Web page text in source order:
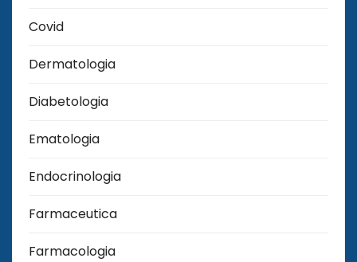
Covid
Dermatologia
Diabetologia
Ematologia
Endocrinologia
Farmaceutica
Farmacologia